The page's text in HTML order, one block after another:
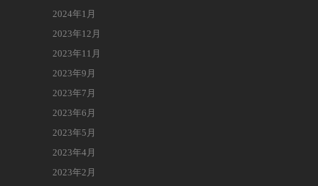
2024年1月
2023年12月
2023年11月
2023年9月
2023年7月
2023年6月
2023年5月
2023年4月
2023年2月